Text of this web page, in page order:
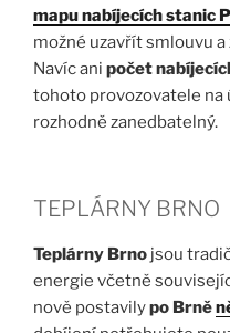
mapu nabíjecích stanic
možné uzavřít smlouvu
Navíc ani počet
tohoto provozovatele na
rozhodně zanedbatelný.
TEPLÁRNY BRNO
Teplárny Brno jsou
energie včetně
nově postavilypo Brně